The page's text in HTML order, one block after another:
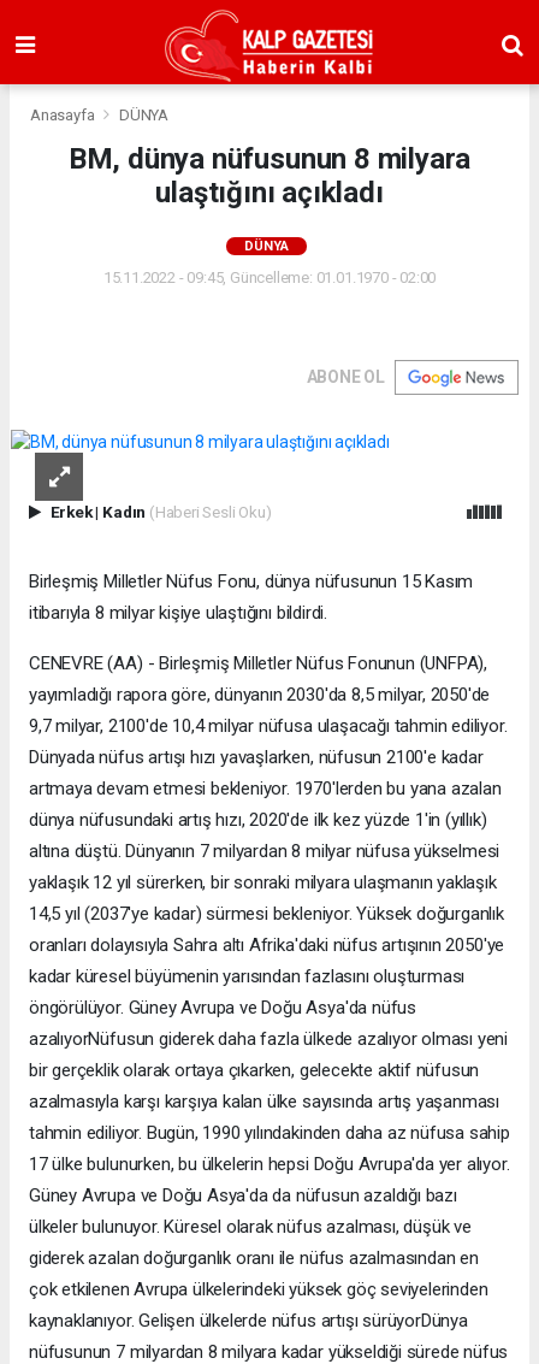
Anasayfa DÜNYA
BM, dünya nüfusunun 8 milyara
ulaştığını açıkladı
DÜNYA
15.11.2022 - 09:45, Güncelleme: 01.01.1970 - 02:00
ABONE OL
Erkek| Kadın (Haberi Sesli Oku)
Birleşmiş Milletler Nüfus Fonu, dünya nüfusunun 15 Kasım
itibarıyla 8 milyar kişiye ulaştığını bildirdi.
CENEVRE (AA) - Birleşmiş Milletler Nüfus Fonunun (UNFPA),
yayımladığı rapora göre, dünyanın 2030'da 8,5 milyar, 2050'de
9,7 milyar, 2100'de 10,4 milyar nüfusa ulaşacağı tahmin ediliyor.
Dünyada nüfus artışı hızı yavaşlarken, nüfusun 2100'e kadar
artmaya devam etmesi bekleniyor. 1970'lerden bu yana azalan
dünya nüfusundaki artış hızı, 2020'de ilk kez yüzde 1'in (yıllık)
altına düştü. Dünyanın 7 milyardan 8 milyar nüfusa yükselmesi
yaklaşık 12 yıl sürerken, bir sonraki milyara ulaşmanın yaklaşık
14,5 yıl (2037'ye kadar) sürmesi bekleniyor. Yüksek doğurganlık
oranları dolayısıyla Sahra altı Afrika'daki nüfus artışının 2050'ye
kadar küresel büyümenin yarısından fazlasını oluşturması
öngörülüyor. Güney Avrupa ve Doğu Asya'da nüfus
azalıyorNüfusun giderek daha fazla ülkede azalıyor olması yeni
bir gerçeklik olarak ortaya çıkarken, gelecekte aktif nüfusun
azalmasıyla karşı karşıya kalan ülke sayısında artış yaşanması
tahmin ediliyor. Bugün, 1990 yılındakinden daha az nüfusa sahip
17 ülke bulunurken, bu ülkelerin hepsi Doğu Avrupa'da yer alıyor.
Güney Avrupa ve Doğu Asya'da da nüfusun azaldığı bazı
ülkeler bulunuyor. Küresel olarak nüfus azalması, düşük ve
giderek azalan doğurganlık oranı ile nüfus azalmasından en
çok etkilenen Avrupa ülkelerindeki yüksek göç seviyelerinden
kaynaklanıyor. Gelişen ülkelerde nüfus artışı sürüyorDünya
nüfusunun 7 milyardan 8 milyara kadar yükseldiği sürede nüfus